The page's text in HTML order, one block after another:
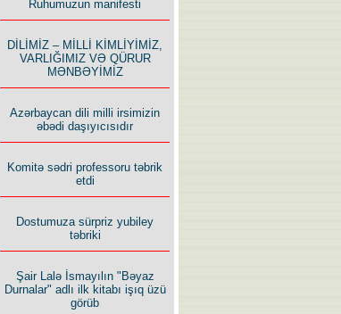
Ruhumuzun manifesti
DİLİMİZ – MİLLİ KİMLİYİMİZ,
VARLIĞIMIZ VƏ QÜRUR
MƏNBƏYİMİZ
Azərbaycan dili milli irsimizin
əbədi daşıyıcısıdır
Komitə sədri professoru təbrik
etdi
Dostumuza sürpriz yubiley
təbriki
Şair Lalə İsmayılın "Bəyaz
Durnalar" adlı ilk kitabı işıq üzü
görüb